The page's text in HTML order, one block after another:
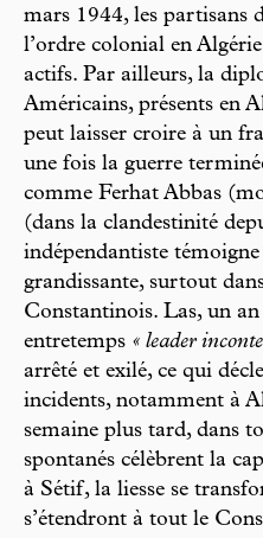
mars 1944, les partisans
l’ordre colonial en
actifs. Par ailleurs, la
Américains, présents en
peut laisser croire à un
une fois la guerre
comme Ferhat Abbas
(dans la clandestinité
indépendantiste
grandissante, surtout
Constantinois. Las, un
entretemps « leader
arrêté et exilé, ce qui
incidents, notamment à
semaine plus tard, dans
spontanés célèbrent la
à Sétif, la liesse se
s’étendront à tout le